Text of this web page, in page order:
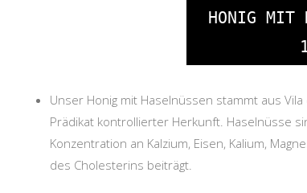
HONIG MIT
Unser Honig mit Haselnüssen stammt aus
Prädikat kontrollierter Herkunft. Haselnüsse
Konzentration an Kalzium, Eisen, Kalium,
des Cholesterins beiträgt.